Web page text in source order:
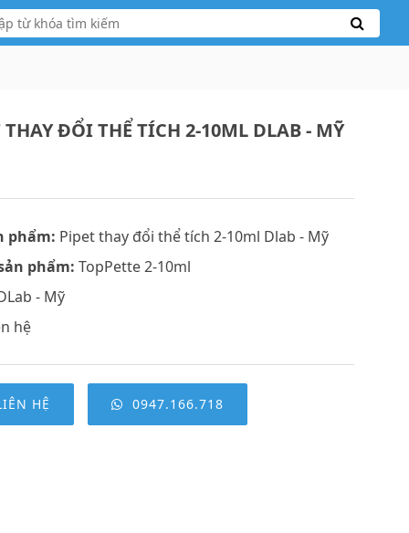
THAY ĐỔI THỂ TÍCH 2-10ML DLAB - MỸ
phẩm: Pipet thay đổi thể tích 2-10ml Dlab - Mỹ
phẩm: TopPette 2-10ml
- Mỹ
hệ
HỆ 0947.166.718